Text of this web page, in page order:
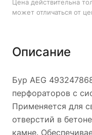
Цена действительна
может отличаться от
Описание
Бур AEG
перфораторов с
Применяется для
отверстий в
камне.